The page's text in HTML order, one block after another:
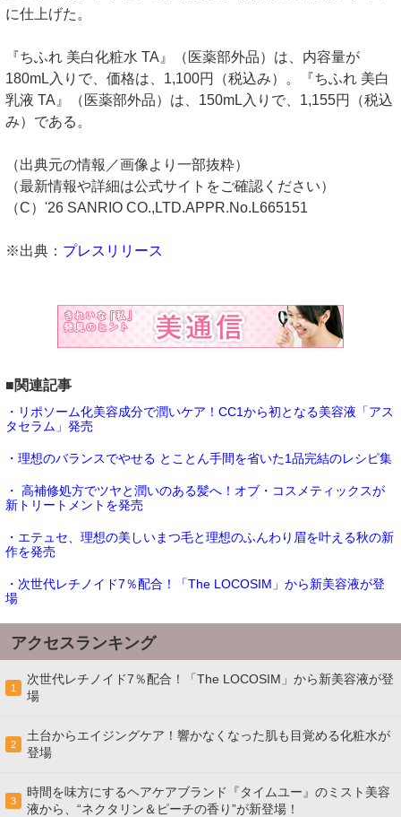
に仕上げた。
『ちふれ 美白化粧水 TA』（医薬部外品）は、内容量が
180mL入りで、価格は、1,100円（税込み）。『ちふれ 美白
乳液 TA』（医薬部外品）は、150mL入りで、1,155円（税込
み）である。
（出典元の情報／画像より一部抜粋）
（最新情報や詳細は公式サイトをご確認ください）
（C）'26 SANRIO CO.,LTD.APPR.No.L665151
※出典： プレスリリース
■関連記事
・リポソーム化美容成分で潤いケア！CC1から初となる美容液「アス
タセラム」発売
・理想のバランスでやせる とことん手間を省いた1品完結のレシピ集
・ 高補修処方でツヤと潤いのある髪へ！オブ・コスメティックスが
新トリートメントを発売
・エテュセ、理想の美しいまつ毛と理想のふんわり眉を叶える秋の新
作を発売
・次世代レチノイド7％配合！「The LOCOSIM」から新美容液が登
場
アクセスランキング
1
次世代レチノイド7％配合！「The LOCOSIM」から新美容液が登
場
2
土台からエイジングケア！響かなくなった肌も目覚める化粧水が
登場
3
時間を味方にするヘアケアブランド『タイムユー』のミスト美容
液から、“ネクタリン＆ピーチの香り”が新登場！